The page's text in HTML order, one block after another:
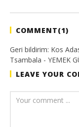
COMMENT(1)
Geri bildirim: Kos
Tsambala - YEMEK
LEAVE YOUR